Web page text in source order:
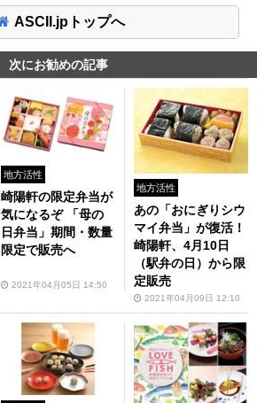
ASCII.jpトップへ
次にお勧めの記事
地方活性
崎陽軒の限定弁当が
気になるぞ 「母の
日弁当」期間・数量
限定で販売へ
2021年04月05日 14:50
地方活性
あの「おにぎりシウ
マイ弁当」が復活！
崎陽軒、4月10日
（駅弁の日）から限
定販売
2021年04月09日 12:10